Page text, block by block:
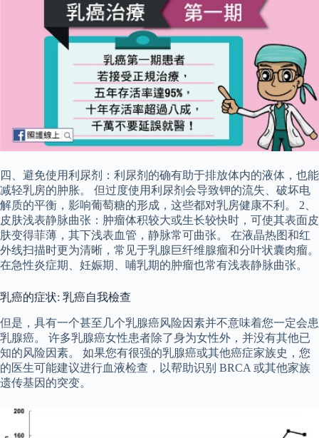
四、避免使用利尿剂：利尿剂的确有助于排放体内的液体，也能
减轻乳房的肿胀。 但过度使用利尿剂会导致钾的流失、破坏电
解质的平衡，影响葡萄糖的形成，这些都对乳房健康不利。 2、
皮肤浅表静脉曲张：肿瘤体积较大或生长较快时，可使其表面皮
肤变得菲薄，其下浅表血管，静脉常可曲张。 在液晶热图和红
外线扫描时更为清晰，常见于乳腺巨纤维腺瘤和分叶状囊肉瘤。
在急性炎症期、妊娠期、哺乳期的肿瘤也常有浅表静脉曲张。
乳癌的症状: 乳癌自我檢查
但是，具有一个甚至几个乳腺癌风险因素并不意味着您一定会患
乳腺癌。 许多乳腺癌女性患者除了身为女性外，并没有其他已
知的风险因素。 如果您有很强的乳腺癌或其他癌症家族史，您
的医生可能建议进行血液检查，以帮助识别 BRCA 或其他家族
遗传基因的突变。